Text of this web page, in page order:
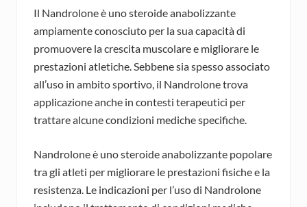
Il Nandrolone è uno steroide anabolizzante
ampiamente conosciuto per la sua capacità di
promuovere la crescita muscolare e migliorare le
prestazioni atletiche. Sebbene sia spesso associato
all’uso in ambito sportivo, il Nandrolone trova
applicazione anche in contesti terapeutici per
trattare alcune condizioni mediche specifiche.
Nandrolone è uno steroide anabolizzante popolare
tra gli atleti per migliorare le prestazioni fisiche e la
resistenza. Le indicazioni per l’uso di Nandrolone